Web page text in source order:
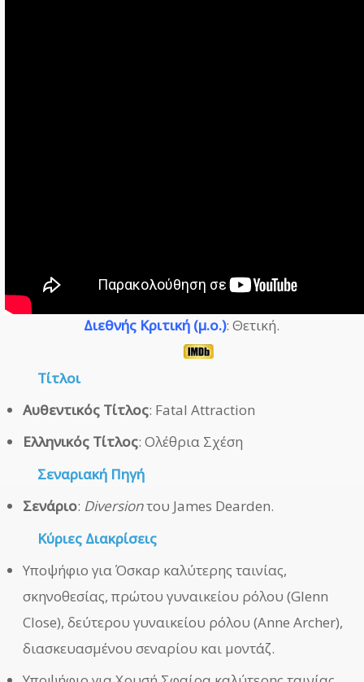
Διεθνής Κριτική (μ.ο.): Θετική.
Τίτλοι
Αυθεντικός Τίτλος: Fatal Attraction
Ελληνικός Τίτλος: Ολέθρια Σχέση
Σεναριακή Πηγή
Σενάριο: Diversionτου James Dearden.
Κύριες Διακρίσεις
Υποψήφιο για Όσκαρ καλύτερης ταινίας,
σκηνοθεσίας, πρώτου γυναικείου ρόλου (Glenn
Close), δεύτερου γυναικείου ρόλου (Anne Archer),
διασκευασμένου σεναρίου και μοντάζ.